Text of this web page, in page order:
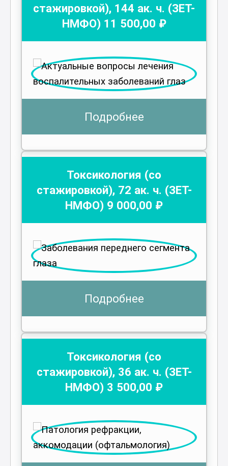
стажировкой), 144 ак. ч. (ЗЕТ-
НМФО) 11 500,00 ₽
Подробнее
Токсикология (со
стажировкой), 72 ак. ч. (ЗЕТ-
НМФО) 9 000,00 ₽
Подробнее
Токсикология (со
стажировкой), 36 ак. ч. (ЗЕТ-
НМФО) 3 500,00 ₽